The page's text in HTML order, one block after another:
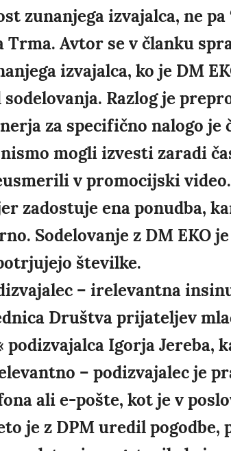
zunanjega izvajalca, ne pa
Trma. Avtor se v članku
izvajalca, ko je DM
Razlog je
za specifično nalogo je
mogli izvesti zaradi
v promocijski
zadostuje ena ponudba,
Sodelovanje z DM EKO
številke.
– irelevantna
Društva prijateljev
podizvajalca Igorja Jereba,
– podizvajalec je
ali e-pošte, kot je v
je z DPM uredil pogodbe,